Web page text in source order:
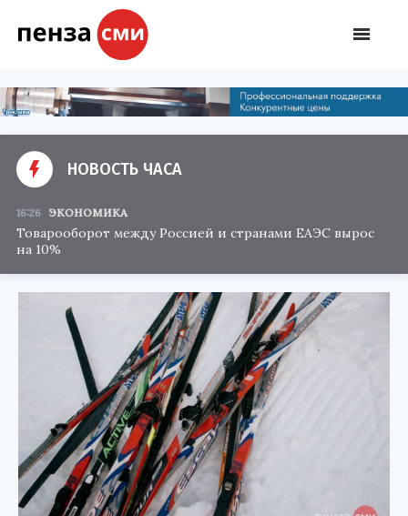
НОВОСТЬ ЧАСА
16:26 ЭКОНОМИКА
Товарооборот между Россией и странами ЕАЭС вырос
на 10%